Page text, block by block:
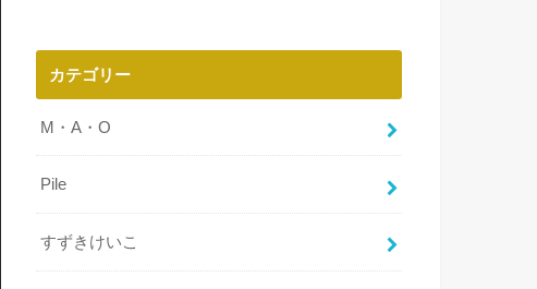
カテゴリー
M・A・O
Pile
すずきけいこ